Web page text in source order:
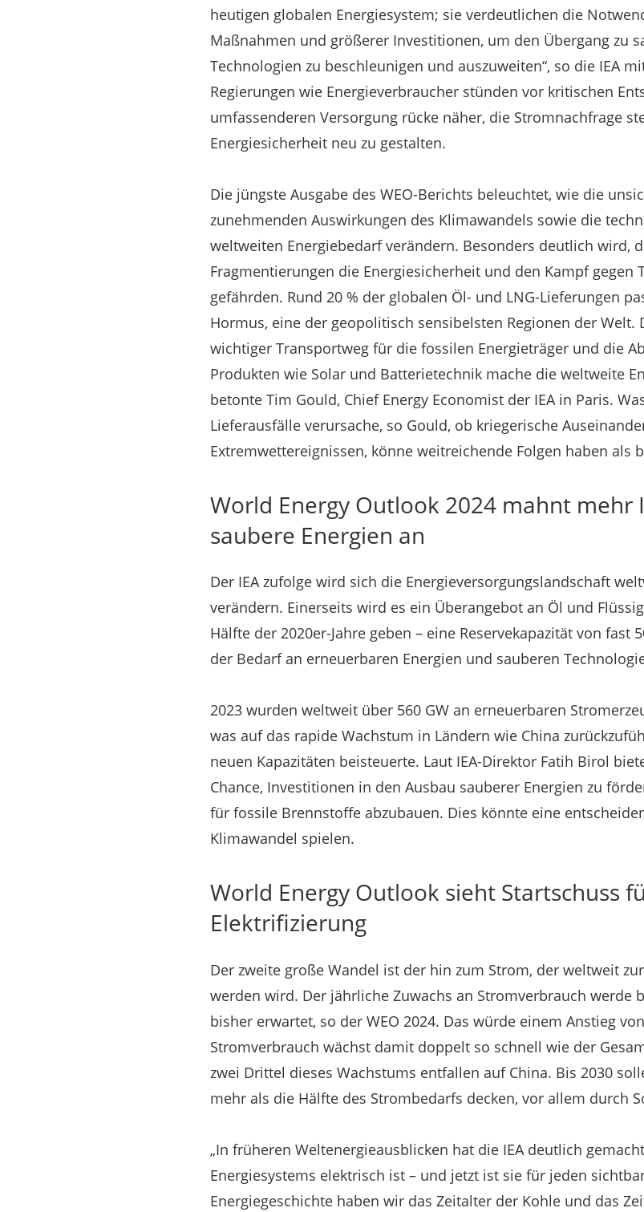
heutigen globalen Energiesystem; sie verdeutlichen die
Maßnahmen und größerer Investitionen, um den Übergang zu
Technologien zu beschleunigen und auszuweiten“, so die IEA
Regierungen wie Energieverbraucher stünden vor kritischen
umfassenderen Versorgung rücke näher, die Stromnachfrage
Energiesicherheit neu zu gestalten.
Die jüngste Ausgabe des WEO-Berichts beleuchtet, wie die
zunehmenden Auswirkungen des Klimawandels sowie die
weltweiten Energiebedarf verändern. Besonders deutlich wird,
Fragmentierungen die Energiesicherheit und den Kampf gegen
gefährden. Rund 20 % der globalen Öl- und LNG-Lieferungen
Hormus, eine der geopolitisch sensibelsten Regionen der Welt.
wichtiger Transportweg für die fossilen Energieträger und die
Produkten wie Solar und Batterietechnik mache die weltweite
betonte Tim Gould, Chief Energy Economist der IEA in Paris.
Lieferausfälle verursache, so Gould, ob kriegerische
Extremwettereignissen, könne weitreichende Folgen haben als
World Energy Outlook 2024 mahnt mehr
saubere Energien an
Der IEA zufolge wird sich die Energieversorgungslandschaft
verändern. Einerseits wird es ein Überangebot an Öl und
Hälfte der 2020er-Jahre geben – eine Reservekapazität von fast
der Bedarf an erneuerbaren Energien und sauberen
2023 wurden weltweit über 560 GW an erneuerbaren
was auf das rapide Wachstum in Ländern wie China
neuen Kapazitäten beisteuerte. Laut IEA-Direktor Fatih Birol
Chance, Investitionen in den Ausbau sauberer Energien zu
für fossile Brennstoffe abzubauen. Dies könnte eine
Klimawandel spielen.
World Energy Outlook sieht Startschuss
Elektrifizierung
Der zweite große Wandel ist der hin zum Strom, der weltweit
werden wird. Der jährliche Zuwachs an Stromverbrauch werde
bisher erwartet, so der WEO 2024. Das würde einem Anstieg
Stromverbrauch wächst damit doppelt so schnell wie der
zwei Drittel dieses Wachstums entfallen auf China. Bis 2030
mehr als die Hälfte des Strombedarfs decken, vor allem durch
„In früheren Weltenergieausblicken hat die IEA deutlich
Energiesystems elektrisch ist – und jetzt ist sie für jeden
Energiegeschichte haben wir das Zeitalter der Kohle und das